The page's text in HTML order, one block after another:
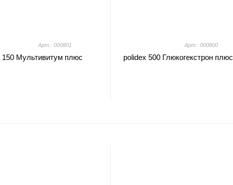
Арт.: 000801
150 Мультивитум плюс
Арт.: 000800
polidex 500 Глюкогекстрон плюс